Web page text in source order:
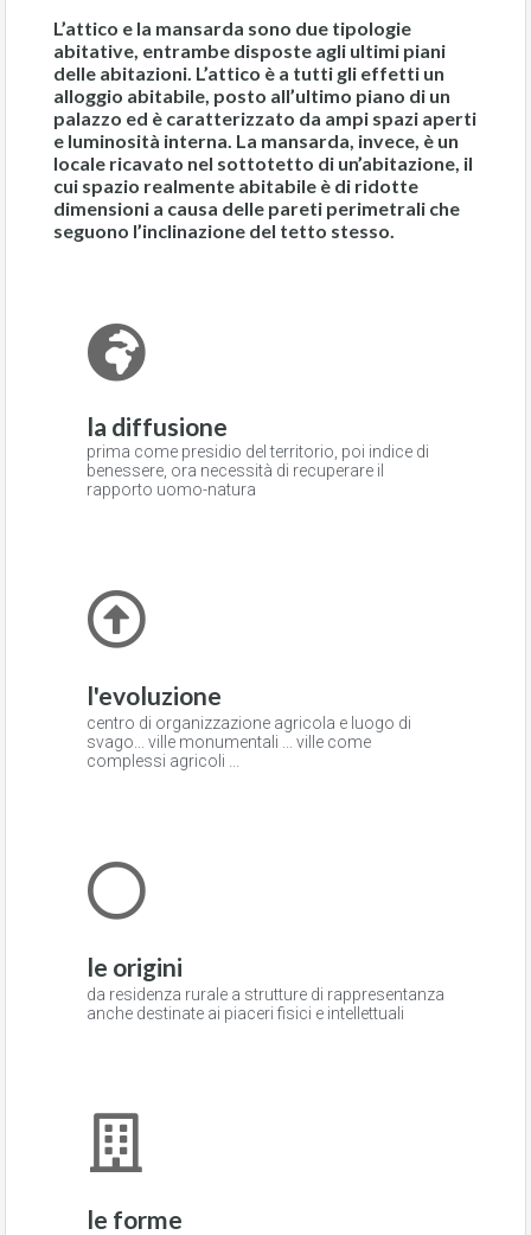
L’attico e la mansarda sono due tipologie
abitative, entrambe disposte agli ultimi piani
delle abitazioni. L’attico è a tutti gli effetti un
alloggio abitabile, posto all’ultimo piano di un
palazzo ed è caratterizzato da ampi spazi aperti
e luminosità interna. La mansarda, invece, è un
locale ricavato nel sottotetto di un’abitazione, il
cui spazio realmente abitabile è di ridotte
dimensioni a causa delle pareti perimetrali che
seguono l’inclinazione del tetto stesso.
le origini
da residenza rurale a strutture di rappresentanza
anche destinate ai piaceri fisici e intellettuali
l'evoluzione
centro di organizzazione agricola e luogo di
svago... ville monumentali ... ville come
complessi agricoli ...
la diffusione
prima come presidio del territorio, poi indice di
benessere, ora necessità di recuperare il
rapporto uomo-natura
le forme